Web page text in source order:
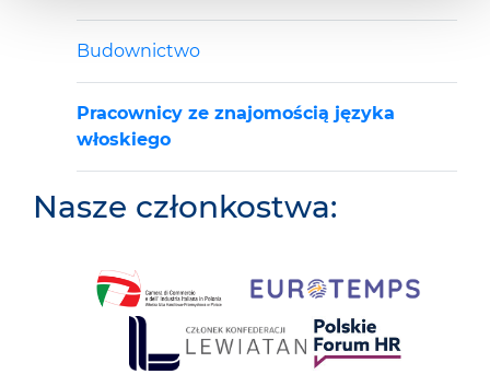
Budownictwo
Pracownicy ze znajomością języka
włoskiego
Nasze członkostwa: